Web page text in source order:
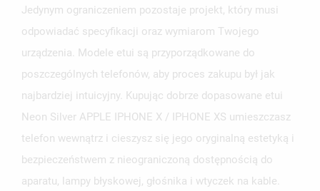
Jedynym ograniczeniem pozostaje projekt, który musi
odpowiadać specyfikacji oraz wymiarom Twojego
urządzenia. Modele etui są przyporządkowane do
poszczególnych telefonów, aby proces zakupu był jak
najbardziej intuicyjny. Kupując dobrze dopasowane etui
Neon Silver APPLE IPHONE X / IPHONE XS umieszczasz
telefon wewnątrz i cieszysz się jego oryginalną estetyką i
bezpieczeństwem z nieograniczoną dostępnością do
aparatu, lampy błyskowej, głośnika i wtyczek na kable.
MOJE LISTY ŻYCZEŃ
add_circle_outlineUTWÓRZ NOWĄ LISTĘ
NAZWA LISTY ŻYCZEŃ
MUSISZ BYĆ ZALOGOWANY BY ZAPISAĆ PRODUKTY NA
SWOJEJ LIŚCIE ŻYCZEŃ.
ANULUJ ZALOGUJ SIĘ